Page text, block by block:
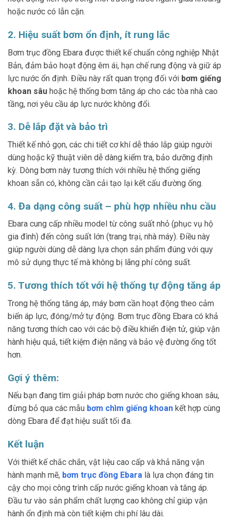
hoặc nước có lẫn cặn.
2. Hiệu suất bơm ổn định, ít rung lắc
Bơm trục đồng Ebara được thiết kế chuẩn công nghiệp Nhật
Bản, đảm bảo hoạt động êm ái, hạn chế rung động và giữ áp
lực nước ổn định. Điều này rất quan trọng đối với bơm giếng
khoan sâu hoặc hệ thống bơm tăng áp cho các tòa nhà cao
tầng, nơi yêu cầu áp lực nước không đổi.
3. Dễ lắp đặt và bảo trì
Thiết kế nhỏ gọn, các chi tiết cơ khí dễ tháo lắp giúp người
dùng hoặc kỹ thuật viên dễ dàng kiểm tra, bảo dưỡng định
kỳ. Dòng bơm này tương thích với nhiều hệ thống giếng
khoan sẵn có, không cần cải tạo lại kết cấu đường ống.
4. Đa dạng công suất – phù hợp nhiều nhu cầu
Ebara cung cấp nhiều model từ công suất nhỏ (phục vụ hộ
gia đình) đến công suất lớn (trang trại, nhà máy). Điều này
giúp người dùng dễ dàng lựa chọn sản phẩm đúng với quy
mô sử dụng thực tế mà không bị lãng phí công suất.
5. Tương thích tốt với hệ thống tự động tăng áp
Trong hệ thống tăng áp, máy bơm cần hoạt động theo cảm
biến áp lực, đóng/mở tự động. Bơm trục đồng Ebara có khả
năng tương thích cao với các bộ điều khiển điện tử, giúp vận
hành hiệu quả, tiết kiệm điện năng và bảo vệ đường ống tốt
hơn.
Gợi ý thêm:
Nếu bạn đang tìm giải pháp bơm nước cho giếng khoan sâu,
đừng bỏ qua các mẫu bơm chìm giếng khoan kết hợp cùng
dòng Ebara để đạt hiệu suất tối đa.
Kết luận
Với thiết kế chắc chắn, vật liệu cao cấp và khả năng vận
hành mạnh mẽ, bơm trục đồng Ebara là lựa chọn đáng tin
cậy cho mọi công trình cấp nước giếng khoan và tăng áp.
Đầu tư vào sản phẩm chất lượng cao không chỉ giúp vận
hành ổn định mà còn tiết kiệm chi phí lâu dài.